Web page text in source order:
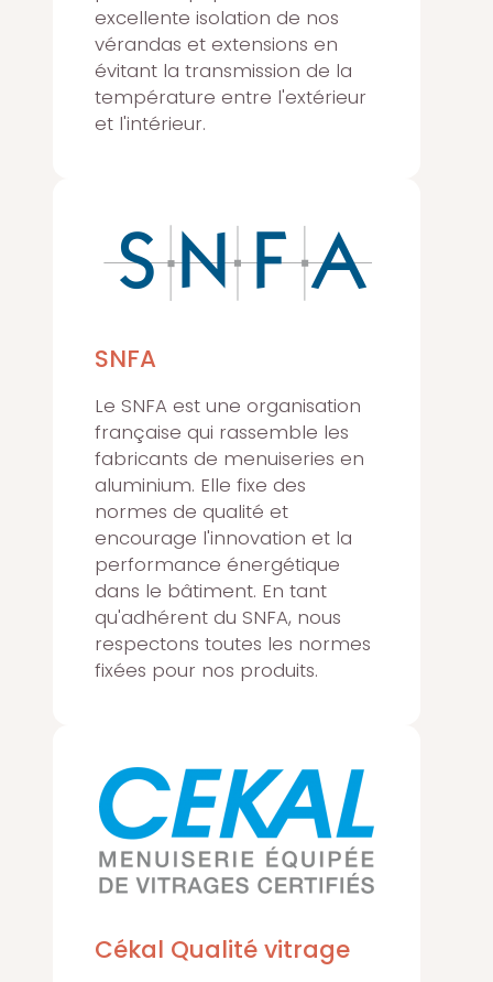
excellente isolation de nos
vérandas et extensions en
évitant la transmission de la
température entre l'extérieur
et l'intérieur.
SNFA
Le SNFA est une organisation
française qui rassemble les
fabricants de menuiseries en
aluminium. Elle fixe des
normes de qualité et
encourage l'innovation et la
performance énergétique
dans le bâtiment. En tant
qu'adhérent du SNFA, nous
respectons toutes les normes
fixées pour nos produits.
Cékal Qualité vitrage